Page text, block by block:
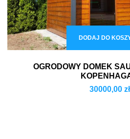
DODAJ DO
OGRODOWY DOMEK
30000,00 zł